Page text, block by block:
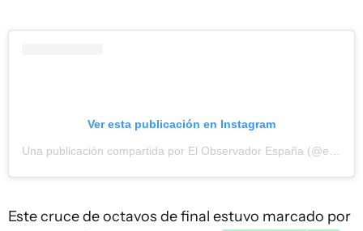
Ver esta publicación en Instagram
Este cruce de octavos de final estuvo marcado por